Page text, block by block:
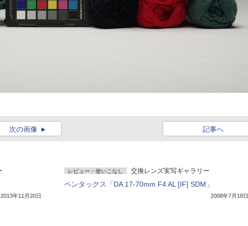
記事へ
次の画像
2013年11月20日
レビュー・使いこなし 交換レンズ実写ギャラリー
ペンタックス「DA 17-70mm F4 AL [IF] SDM」
2008年7月18日